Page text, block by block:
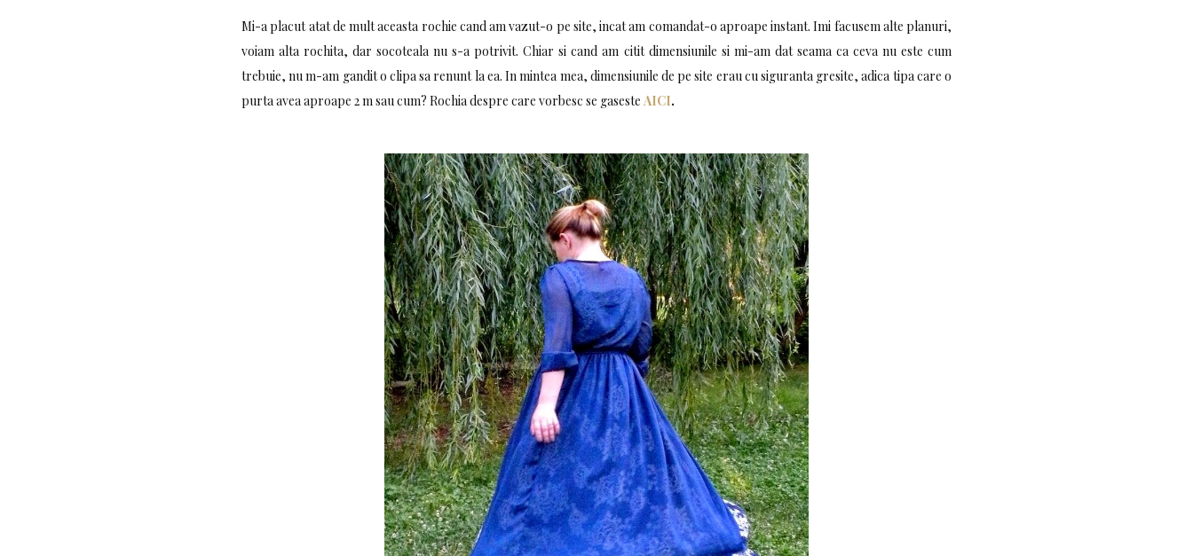
Mi-a placut atat de mult aceasta rochie cand am vazut-o pe site, incat am comandat-o aproape instant. Imi facusem alte planuri,
voiam alta rochita, dar socoteala nu s-a potrivit. Chiar si cand am citit dimensiunile si mi-am dat seama ca ceva nu este cum
trebuie, nu m-am gandit o clipa sa renunt la ea. In mintea mea, dimensiunile de pe site erau cu siguranta gresite, adica tipa care o
purta avea aproape 2 m sau cum? Rochia despre care vorbesc se gaseste AICI.